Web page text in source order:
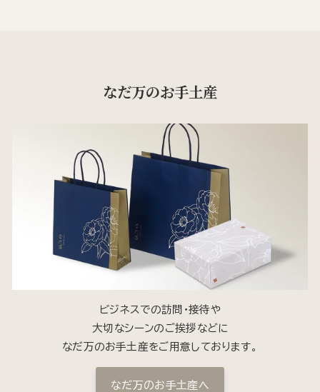
なだ万のお手土産
ビジネスでの訪問・接待や
大切なシーンのご挨拶などに
なだ万のお手土産をご用意しております。
なだ万のお手土産へ